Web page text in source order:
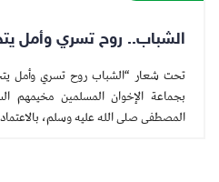
الشباب.. روح تسري وأمل
تحت شعار “الشباب روح تسري وأمل
بجماعة الإخوان المسلمين مخيمهم
المصطفى صلى الله عليه وسلم،